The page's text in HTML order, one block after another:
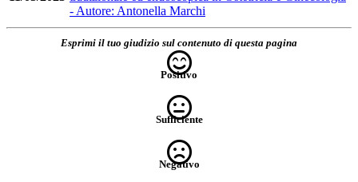
- Autore: Antonella Marchi
Esprimi il tuo giudizio sul contenuto di questa pagina
Positivo
Sufficiente
Negativo